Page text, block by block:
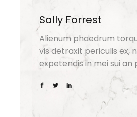
Sally Forrest
Alienum phaedrum
vis detraxit periculis ex,
expetendis in mei sui an